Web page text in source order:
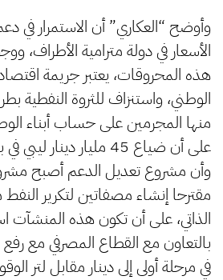
وأوضح “العكاري” أن الاستمرار في
الأسعار في دولة مترامية الأطراف،
هذه المحروقات، يعتبر جريمة
الوطني، واستنزاف للثروة النفطية
منها المجرمين على حساب أبناء
على أن ضياع 45 مليار
وأن مشروع تعديل الدعم أصبح
مقترحا إنشاء مصفاتين لتكرير
الذاتي، على أن تكون هذه
بالتعاون مع القطاع المصرفي مع
في مرحلة أولى إلى دينار مقابل لتر